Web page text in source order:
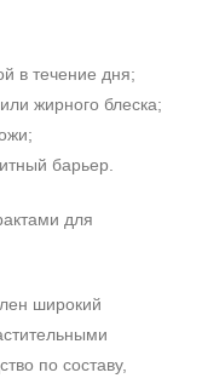
в течение дня;
жирного блеска;
барьер.
для
широкий
по составу,